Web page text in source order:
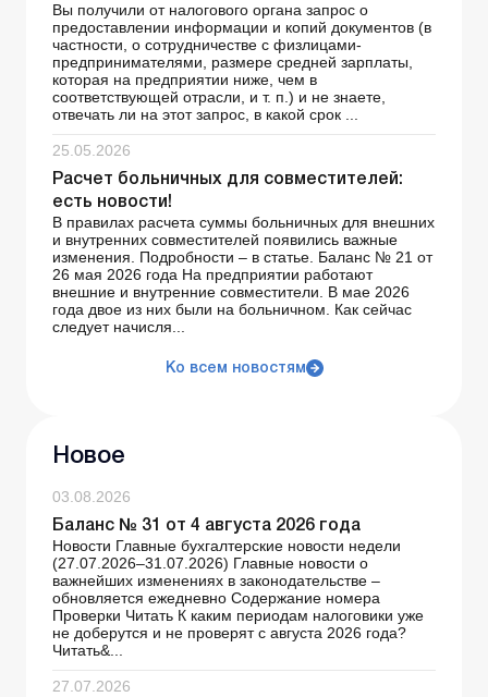
Вы получили от налогового органа запрос о
предоставлении информации и копий документов (в
частности, о сотрудничестве с физлицами-
предпринимателями, размере средней зарплаты,
которая на предприятии ниже, чем в
соответствующей отрасли, и т. п.) и не знаете,
отвечать ли на этот запрос, в какой срок ...
25.05.2026
Расчет больничных для совместителей:
есть новости!
В правилах расчета суммы больничных для внешних
и внутренних совместителей появились важные
изменения. Подробности – в статье. Баланс № 21 от
26 мая 2026 года На предприятии работают
внешние и внутренние совместители. В мае 2026
года двое из них были на больничном. Как сейчас
следует начисля...
Ко всем новостям
Новое
03.08.2026
Баланс № 31 от 4 августа 2026 года
Новости Главные бухгалтерские новости недели
(27.07.2026–31.07.2026) Главные новости о
важнейших изменениях в законодательстве –
обновляется ежедневно Содержание номера
Проверки Читать К каким периодам налоговики уже
не доберутся и не проверят с августа 2026 года?
Читать&...
27.07.2026